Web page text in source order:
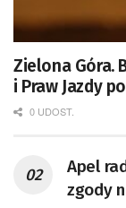
Zielona Góra.
i Praw Jazdy
0 UDOST.
Apel
zgody